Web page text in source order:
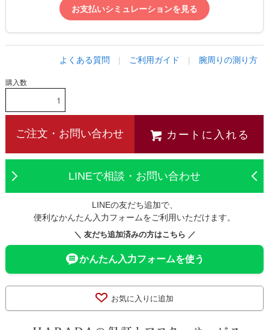
お支払いシミュレーションを見る
よくある質問 | ご利用ガイド | 腕周りの測り方
購入数
ご注文・お問い合わせ カートに入れる
LINEで相談・お問い合わせ
LINEの友だち追加で、
便利なかんたん入力フォームをご利用いただけます。
＼ 友だち追加済みの方はこちら ／
かんたん入力フォームを使う
お気に入りに追加